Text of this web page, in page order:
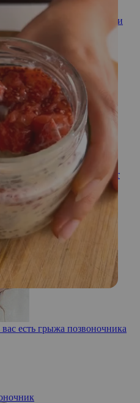
какие упражнения и
позы, которые вредят
есть грыжа позвоночника